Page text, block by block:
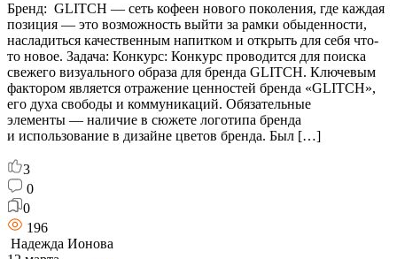
Бренд: GLITCH — сеть кофеен нового поколения, где каждая
позиция — это возможность выйти за рамки обыденности,
насладиться качественным напитком и открыть для себя что-
то новое. Задача: Конкурс: Конкурс проводится для поиска
свежего визуального образа для бренда GLITCH. Ключевым
фактором является отражение ценностей бренда «GLITCH»,
его духа свободы и коммуникаций. Обязательные
элементы — наличие в сюжете логотипа бренда
и использование в дизайне цветов бренда. Был […]
3
0
0
196
Надежда Ионова